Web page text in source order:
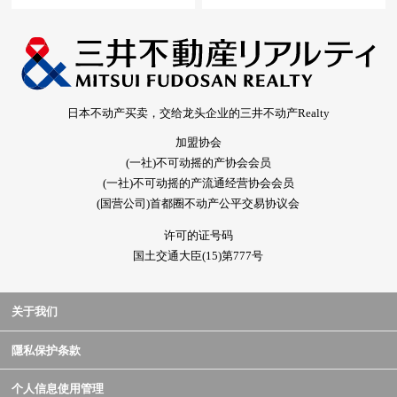
日本不动产买卖，交给龙头企业的三井不动产Realty
加盟协会
(一社)不可动摇的产协会会员
(一社)不可动摇的产流通经营协会会员
(国营公司)首都圈不动产公平交易协议会
许可的证号码
国土交通大臣(15)第777号
关于我们
隱私保护条款
个人信息使用管理